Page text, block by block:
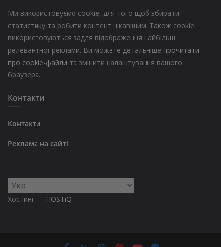
Ми використовуємо cookie, для того щоб збирати
статистику та робити контент цікавішим. Також cookie
використовуються задля відображення найбільш
релевантної реклами. Ви можете детальніше прочитати
про cookie-файли та змінити налаштування вашого
браузера.
Контакти
Контакти
Реклама на сайті
Вибрати
мову
Хостинг — HOSTiQ